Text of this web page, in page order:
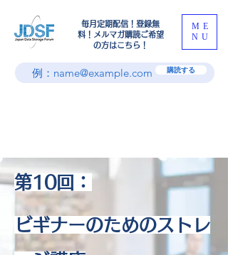
​毎月定期配信！登録無
料！メルマガ購読ご希望
の方はこちら！
ME
NU
購読する
第10回：
ビギナーのためのストレ